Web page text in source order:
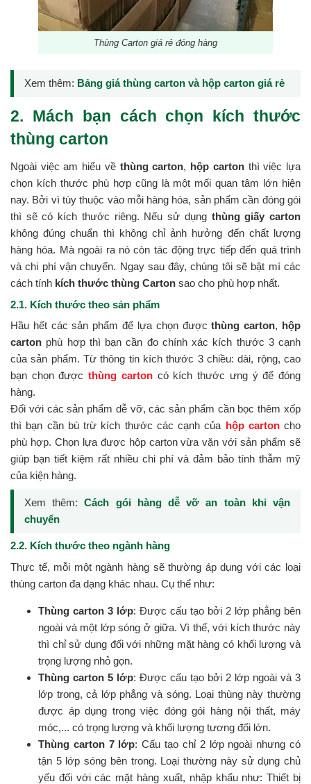
Thùng Carton giá rẻ đóng hàng
Xem thêm: Bảng giá thùng carton và hộp carton giá rẻ
2. Mách bạn cách chọn kích thước
thùng carton
Ngoài việc am hiểu về thùng carton, hộp cartonthì việc lựa
chọn kích thước phù hợp cũng là một mối quan tâm lớn hiện
nay. Bởi vì tùy thuộc vào mỗi hàng hóa, sản phẩm cần đóng gói
thì sẽ có kích thước riêng. Nếu sử dụng thùng giấy carton
không đúng chuẩn thì không chỉ ảnh hưởng đến chất lượng
hàng hóa. Mà ngoài ra nó còn tác động trực tiếp đến quá trình
và chi phí vận chuyển. Ngay sau đây, chúng tôi sẽ bật mí các
cách tính kích thước thùng Carton sao cho phù hợp nhất.
2.1. Kích thước theo sản phẩm
Hầu hết các sản phẩm để lựa chọn đượcthùng carton, hộp
carton phù hợp thì bạn cần đo chính xác kích thước 3 cạnh
của sản phẩm. Từ thông tin kích thước 3 chiều: dài, rộng, cao
bạn chọn đượcthùng cartoncó kích thước ưng ý để đóng
hàng.
Đối với các sản phẩm dễ vỡ, các sản phẩm cần bọc thêm xốp
thì bạn cần bù trừ kích thước các cạnh của hộp cartoncho
phù hợp. Chọn lựa được hộp carton vừa vặn với sản phẩm sẽ
giúp bạn tiết kiệm rất nhiều chi phí và đảm bảo tính thẫm mỹ
của kiện hàng.
Xem thêm:Cách gói hàng dễ vỡ an toàn khi vận
chuyển
2.2. Kích thước theo ngành hàng
Thực tế, mỗi một ngành hàng sẽ thường áp dụng với các loại
thùng carton đa dạng khác nhau. Cụ thể như:
Thùng carton 3 lớp: Được cấu tạo bởi 2 lớp phẳng bên
ngoài và một lớp sóng ở giữa. Vì thế, với kích thước này
thì chỉ sử dụng đối với những mặt hàng có khối lượng và
trọng lượng nhỏ gọn.
Thùng carton 5 lớp: Được cấu tạo bởi 2 lớp ngoài và 3
lớp trong, cả lớp phẳng và sóng. Loại thùng này thường
được áp dụng trong việc đóng gói hàng nội thất, máy
móc,... có trọng lượng và khối lượng tương đối lớn.
Thùng carton 7 lớp: Cấu tạo chỉ 2 lớp ngoài nhưng có
tận 5 lớp sóng bên trong. Loại thường này sử dụng chủ
yếu đối với các mặt hàng xuất, nhập khẩu như: Thiết bị